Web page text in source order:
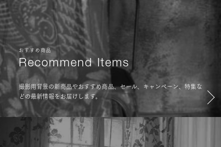
おすすめ商品
Recommend Items
撮影用背景の新商品やおすすめ商品、セール、キャンペーン、特集な
どの最新情報をお届けします。